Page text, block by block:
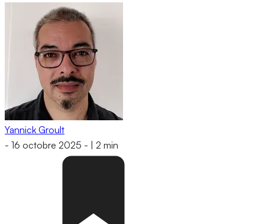
Yannick Groult
- 16 octobre 2025 - 2 min